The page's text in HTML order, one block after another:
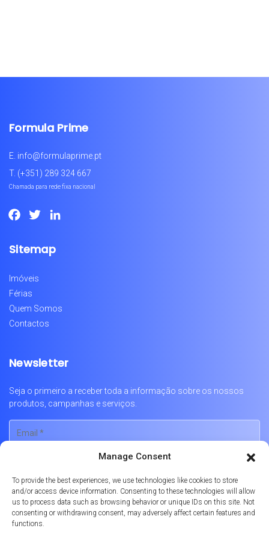
Manage Consent
To provide the best experiences, we use technologies like cookies to store
and/or access device information. Consenting to these technologies will allow
us to process data such as browsing behavior or unique IDs on this site. Not
consenting or withdrawing consent, may adversely affect certain features and
functions.
Formula Prime
E. info@formulaprime.pt
T. (+351) 289 324 667
Chamada para rede fixa nacional
Facebook
Twitter
Sitemap
Imóveis
Férias
Quem Somos
Contactos
Newsletter
Seja o primeiro a receber toda a informação sobre os nossos
produtos, campanhas e serviços.
Português